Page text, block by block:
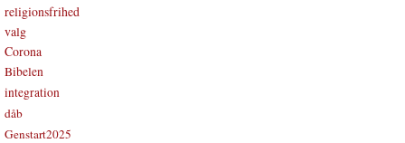
religionsfrihed
valg
Corona
Bibelen
integration
dåb
Genstart2025